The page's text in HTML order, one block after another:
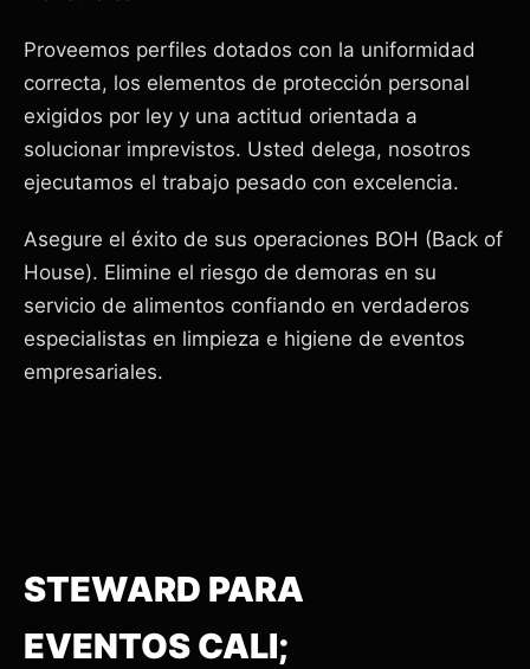
Proveemos perfiles dotados con la uniformidad
correcta, los elementos de protección personal
exigidos por ley y una actitud orientada a
solucionar imprevistos. Usted delega, nosotros
ejecutamos el trabajo pesado con excelencia.
Asegure el éxito de sus operaciones BOH (Back of
House). Elimine el riesgo de demoras en su
servicio de alimentos confiando en verdaderos
especialistas en limpieza e higiene de eventos
empresariales.
STEWARD PARA
EVENTOS CALI;